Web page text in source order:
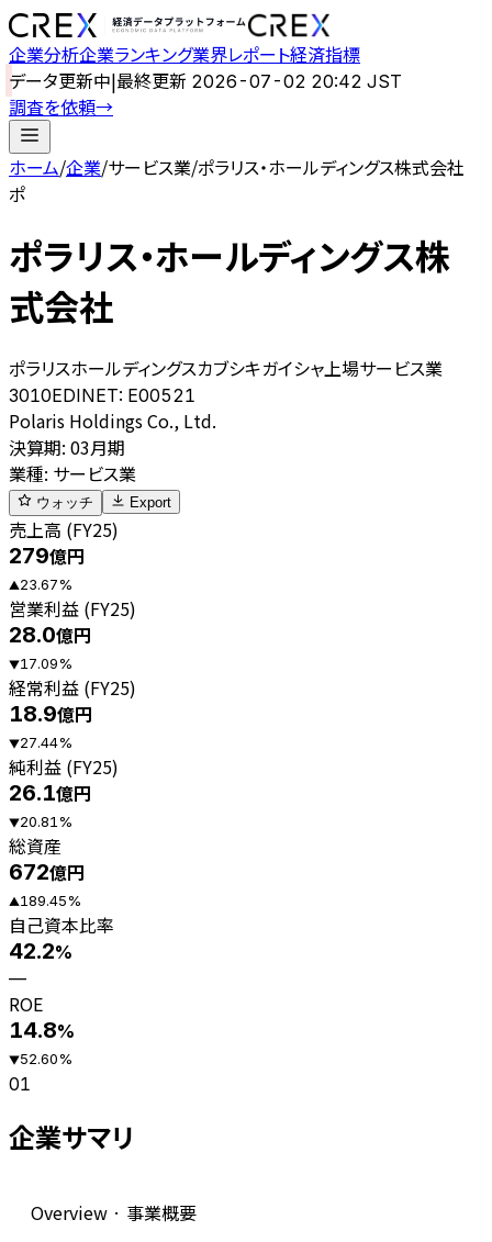
企業分析企業ランキング業界レポート経済指標
データ更新中|最終更新 2026-07-02 20:42 JST
調査を依頼→
ホーム/企業/サービス業/ポラリス・ホールディングス株式会社
ポ
ポラリス・ホールディングス株
式会社
ポラリスホールディングスカブシキガイシャ 上場サービス業
3010EDINET: E00521
Polaris Holdings Co., Ltd.
決算期: 03月期
業種: サービス業
ウォッチ Export
売上高 (FY25)
279億円
▲23.67%
営業利益 (FY25)
28.0億円
▼17.09%
経常利益 (FY25)
18.9億円
▼27.44%
純利益 (FY25)
26.1億円
▼20.81 %
総資産
672億円
▲189.45%
自己資本比率
42.2%
—
ROE
14.8%
▼52.60%
01
企業サマリ
Overview · 事業概要